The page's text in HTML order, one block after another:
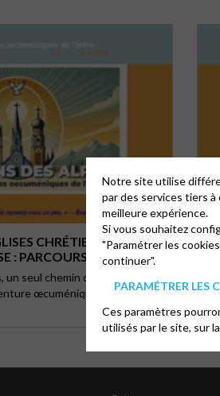
CHRÉTIENNES DE LA
: PARCOURS
CHRÉTIENNES
un seul chemin de fraternité :
œcuménique …
Notre site utilise
par des services tiers
meilleure expérience.
Si vous souhaitez
"Paramétrer les
continuer".
PARAMÉTRER LES
Ces paramètres
utilisés par le site, sur